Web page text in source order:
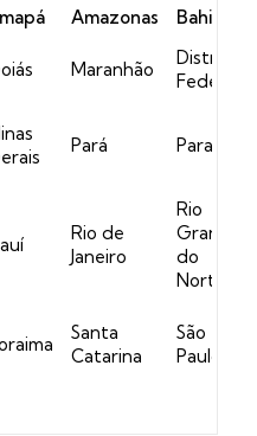
Amazonas Bahia
Maranhão
Distrito
Federal
Pará Paraíba
Rio de
Janeiro
Rio
Grande
do
Norte
Santa
Catarina
São
Paulo